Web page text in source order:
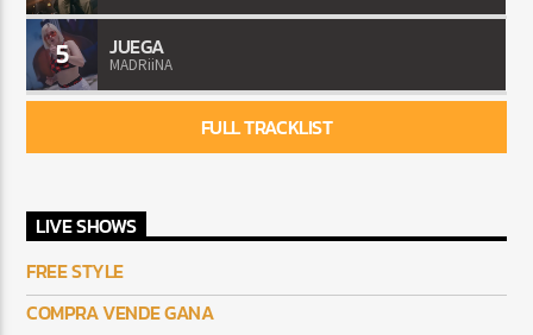
5 JUEGA
MADRiiNA
FULL TRACKLIST
LIVE SHOWS
FREE STYLE
COMPRA VENDE GANA